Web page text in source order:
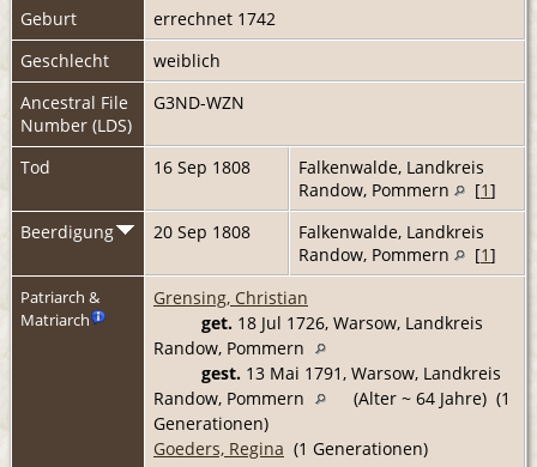
Geburt
errechnet 1742
Geschlecht
weiblich
Ancestral File
Number (LDS)
G3ND-WZN
Tod 16 Sep 1808
Falkenwalde, Landkreis
Randow, Pommern
[1]
Beerdigung
20 Sep 1808
Falkenwalde, Landkreis
Randow, Pommern
[1]
Patriarch &
Matriarch
Grensing, Christian
get. 18 Jul 1726, Warsow, Landkreis
Randow, Pommern
gest. 13 Mai 1791, Warsow, Landkreis
Randow, Pommern
(Alter ~ 64 Jahre) (1
Generationen)
Goeders, Regina (1 Generationen)